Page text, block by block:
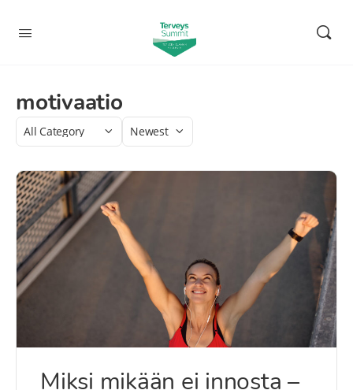
motivaatio
Category
Sort
Miksi mikään ei innosta –